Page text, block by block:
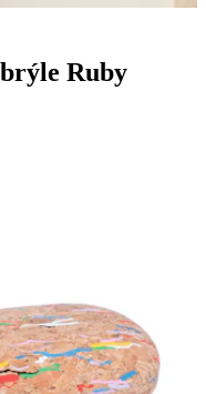
Ruby